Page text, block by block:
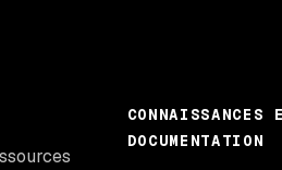
CONNAISSANCES
DOCUMENTATION